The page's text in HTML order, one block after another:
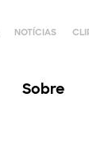
NOTÍCIAS
Sobre